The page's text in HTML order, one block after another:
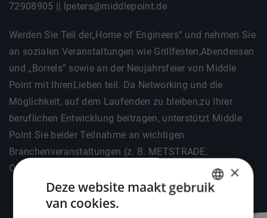
72908905 || lpeters@middlepoint.de
Werden Sie Teil der„Home of Engineers” und nehmen Sie
an sozialen Veranstaltungen wie Grillfesten,Abendessen
und „Borrels” sowie an der Neujahrsfeier von Middle
Point mit IhrenLieben teil. Da Networking und die
Möglichkeit, auf dem Laufenden zu bleiben,zu Ihrer
beruflichen Entwicklung beitragen, unterstützt Middle
Point Sie beider Teilnahme an wichtigen
Branchenveranstaltungen (z. B. METSTRADE,
OffshoreEnergy, SMM).
×
Deze website maakt gebruik
van cookies.